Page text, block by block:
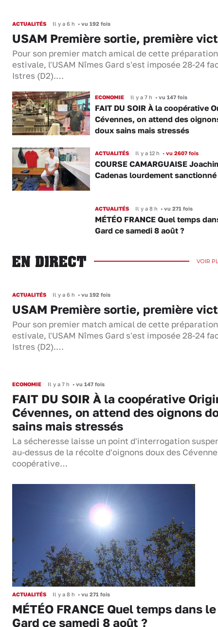
ACTUALITÉS Il y a 6 h • vu 192 fois
USAM Première sortie, première
Pour son premier match amical de cette préparation
estivale, l'USAM Nîmes Gard s'est imposée 28-24
Istres (D2).…
ECONOMIE Il y a 7 h •vu 147 fois
FAIT DU SOIR À la coopérative
Cévennes, on attend des
doux sains mais stressés
ACTUALITÉS Il y a 12 h •vu 2607 fois
COURSE CAMARGUAISE
Cadenas lourdement sanctionné
ACTUALITÉS Il y a 8 h •vu 271 fois
MÉTÉO FRANCE Quel temps
Gard ce samedi 8 août ?
EN DIRECT VOIR
ACTUALITÉS Il y a 6 h • vu 192 fois
USAM Première sortie, première
Pour son premier match amical de cette préparation
estivale, l'USAM Nîmes Gard s'est imposée 28-24
Istres (D2).…
ECONOMIE Il y a 7 h • vu 147 fois
FAIT DU SOIR À la coopérative
Cévennes, on attend des oignons
sains mais stressés
La sécheresse laisse un point d'interrogation
au-dessus de la récolte d'oignons doux des
coopérative…
ACTUALITÉS Il y a 8 h • vu 271 fois
MÉTÉO FRANCE Quel temps dans le
Gard ce samedi 8 août ?